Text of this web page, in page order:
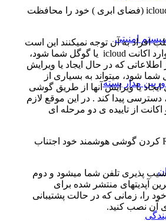
امنیتی
مدار بسته
2.از اکانت گوگل و icloud (فضای ابری ) خود را محافظت
افراد به آن توجه نمیکنند این است
که اگر کسی بتواند وارد اکانت icloud یا گوگل شما شود،
اطلاعاتی که در حال ایجاد یا ویرایش
شما شود، میتواند به بسیاری از
ایجاد یا ویرایش آنها از طریق گوشی
پیدا کند . در این موقع لازم
از تاییده ی دو مرحله ای
3.از Jailbreak یا Root کردن گوشی هوشمند خود اجتناب
پذیری تلفن شما میشود و دوم
آپدیتهای منتشر شده برای
را، زمانی که در حالت پشتیبانی
آن نصب کنید.